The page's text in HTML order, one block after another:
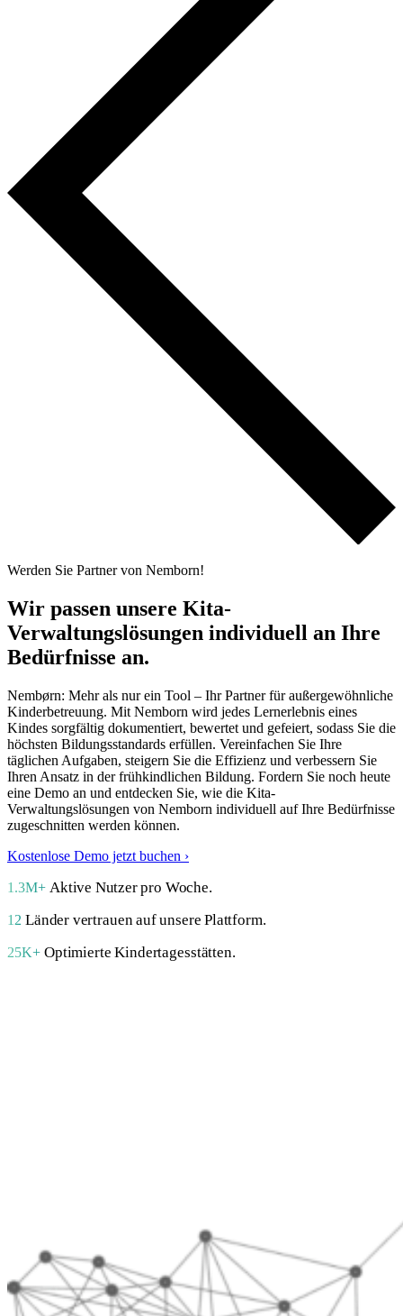
Werden Sie Partner von Nemborn!
Wir passen unsere Kita-
Verwaltungslösungen individuell an Ihre
Bedürfnisse an.
Nembørn: Mehr als nur ein Tool – Ihr Partner für außergewöhnliche
Kinderbetreuung. Mit Nemborn wird jedes Lernerlebnis eines
Kindes sorgfältig dokumentiert, bewertet und gefeiert, sodass Sie die
höchsten Bildungsstandards erfüllen. Vereinfachen Sie Ihre
täglichen Aufgaben, steigern Sie die Effizienz und verbessern Sie
Ihren Ansatz in der frühkindlichen Bildung. Fordern Sie noch heute
eine Demo an und entdecken Sie, wie die Kita-
Verwaltungslösungen von Nemborn individuell auf Ihre Bedürfnisse
zugeschnitten werden können.
Kostenlose Demo jetzt buchen ›
1.3M+ Aktive Nutzer pro Woche.
12 Länder vertrauen auf unsere Plattform.
25K+ Optimierte Kindertagesstätten.